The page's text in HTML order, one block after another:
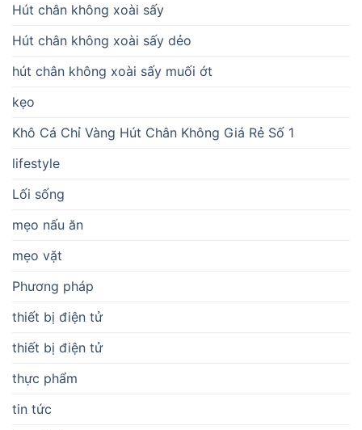
Hút chân không xoài sấy
Hút chân không xoài sấy dẻo
hút chân không xoài sấy muối ớt
kẹo
Khô Cá Chỉ Vàng Hút Chân Không Giá Rẻ Số 1
lifestyle
Lối sống
mẹo nấu ăn
mẹo vặt
Phương pháp
thiết bị điện tử
thiết bị điện tử
thực phẩm
tin tức